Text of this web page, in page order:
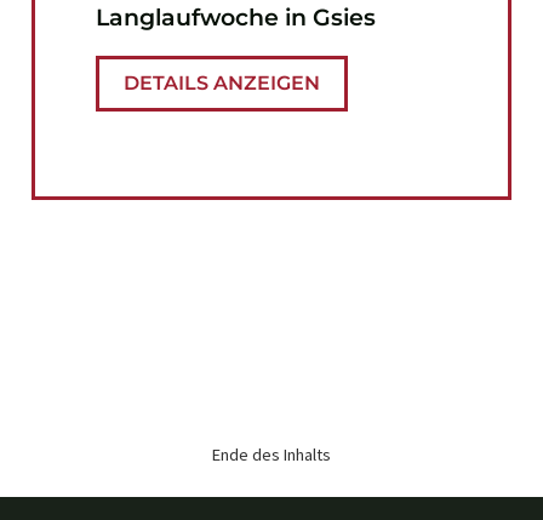
Langlaufwoche in Gsies
DETAILS ANZEIGEN
Ende des Inhalts